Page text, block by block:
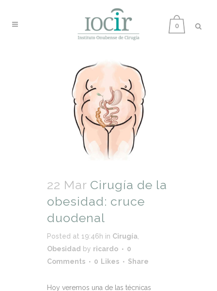
0
22 Mar Cirugía de la
obesidad: cruce
duodenal
Posted at 19:46h in Cirugía
Obesidad by ricardo
0
Comments
0 Likes Share
Hoy veremos una de las técnicas